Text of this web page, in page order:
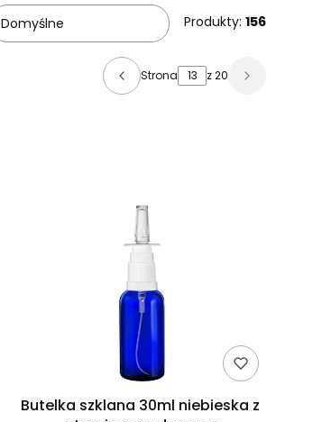
Domyślne Produkty: 156
Strona z 20
Butelka szklana 30ml niebieska z